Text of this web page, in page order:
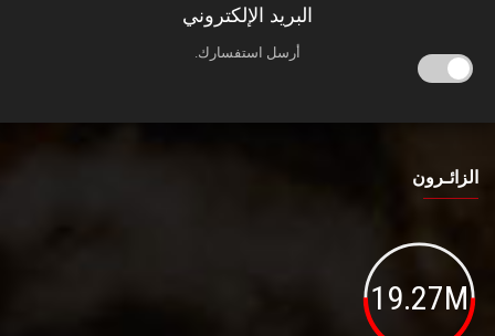
البريد الإلكتروني
أرسل استفسارك.
الزائـرون
19.27M